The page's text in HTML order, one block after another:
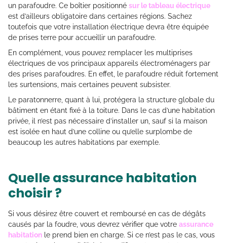
un parafoudre. Ce boîtier positionné sur le tableau électrique
est d’ailleurs obligatoire dans certaines régions. Sachez
toutefois que votre installation électrique devra être équipée
de prises terre pour accueillir un parafoudre.
En complément, vous pouvez remplacer les multiprises
électriques de vos principaux appareils électroménagers par
des prises parafoudres. En effet, le parafoudre réduit fortement
les surtensions, mais certaines peuvent subsister.
Le paratonnerre, quant à lui, protégera la structure globale du
bâtiment en étant fixé à la toiture. Dans le cas d’une habitation
privée, il n’est pas nécessaire d’installer un, sauf si la maison
est isolée en haut d’une colline ou qu’elle surplombe de
beaucoup les autres habitations par exemple.
Quelle assurance habitation
choisir ?
Si vous désirez être couvert et remboursé en cas de dégâts
causés par la foudre, vous devrez vérifier que votre assurance
habitation le prend bien en charge. Si ce n’est pas le cas, vous